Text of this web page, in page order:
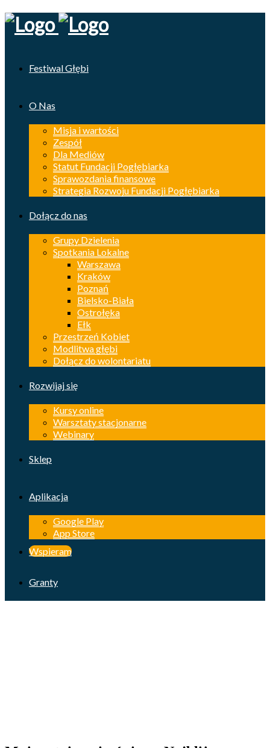
Festiwal Głębi
O Nas
Misja i wartości
Zespół
Dla Mediów
Statut Fundacji Pogłębiarka
Sprawozdania finansowe
Strategia Rozwoju Fundacji Pogłębiarka
Dołącz do nas
Grupy Dzielenia
Spotkania Lokalne
Warszawa
Kraków
Poznań
Bielsko-Biała
Ostrołęka
Ełk
Przestrzeń Kobiet
Modlitwa głębi
Dołącz do wolontariatu
Rozwijaj się
Kursy online
Warsztaty stacjonarne
Webinary
Sklep
Aplikacja
Google Play
App Store
Wspieram
Granty